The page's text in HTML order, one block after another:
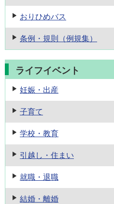
おりひめバス
条例・規則 （例規集）
ライフイベント
妊娠・出産
子育て
学校・教育
引越し・住まい
就職・退職
結婚・離婚